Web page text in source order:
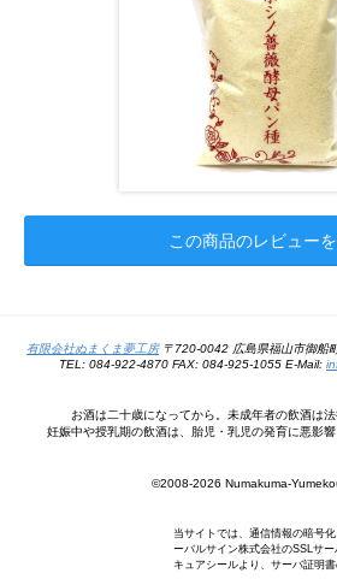
この商品のレビュー
有限会社ぬまくま夢工房〒720-0042 広島県福山市御船
TEL: 084-922-4870 FAX: 084-925-1055 E-Mail:
お酒は二十歳になってから。未成年者の飲酒は法
妊娠中や授乳期の飲酒は、胎児・乳児の発育に悪影響
©2008-2026 Numakuma-
当サイトでは、通信情報の暗号
ーバルサイン株式会社のSSLサ
キュアシールより、サーバ証明